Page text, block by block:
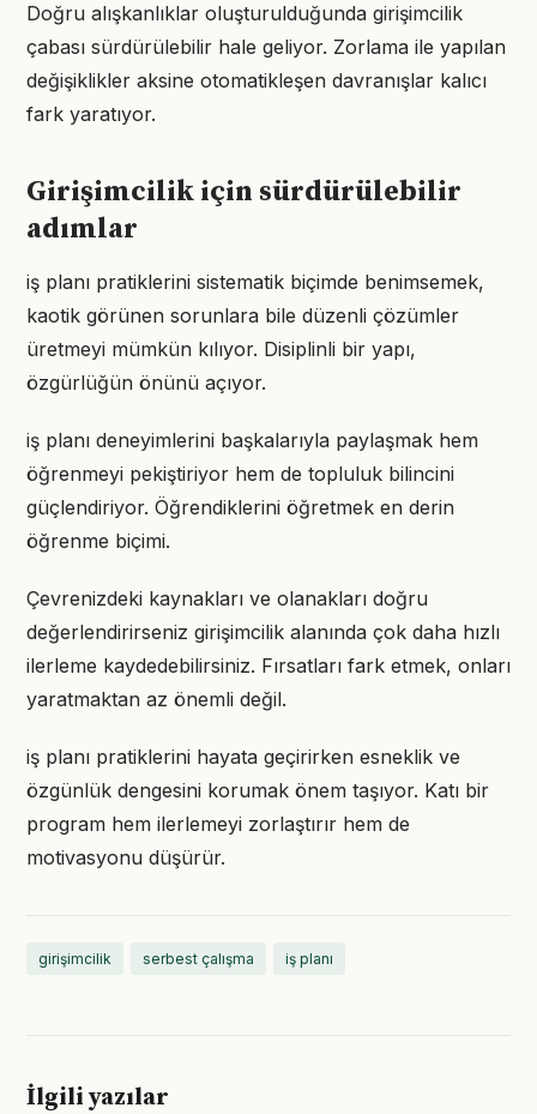
Doğru alışkanlıklar oluşturulduğunda girişimcilik
çabası sürdürülebilir hale geliyor. Zorlama ile yapılan
değişiklikler aksine otomatikleşen davranışlar kalıcı
fark yaratıyor.
Girişimcilik için sürdürülebilir
adımlar
iş planı pratiklerini sistematik biçimde benimsemek,
kaotik görünen sorunlara bile düzenli çözümler
üretmeyi mümkün kılıyor. Disiplinli bir yapı,
özgürlüğün önünü açıyor.
iş planı deneyimlerini başkalarıyla paylaşmak hem
öğrenmeyi pekiştiriyor hem de topluluk bilincini
güçlendiriyor. Öğrendiklerini öğretmek en derin
öğrenme biçimi.
Çevrenizdeki kaynakları ve olanakları doğru
değerlendirirseniz girişimcilik alanında çok daha hızlı
ilerleme kaydedebilirsiniz. Fırsatları fark etmek, onları
yaratmaktan az önemli değil.
iş planı pratiklerini hayata geçirirken esneklik ve
özgünlük dengesini korumak önem taşıyor. Katı bir
program hem ilerlemeyi zorlaştırır hem de
motivasyonu düşürür.
girişimcilik serbest çalışma iş planı
İlgili yazılar